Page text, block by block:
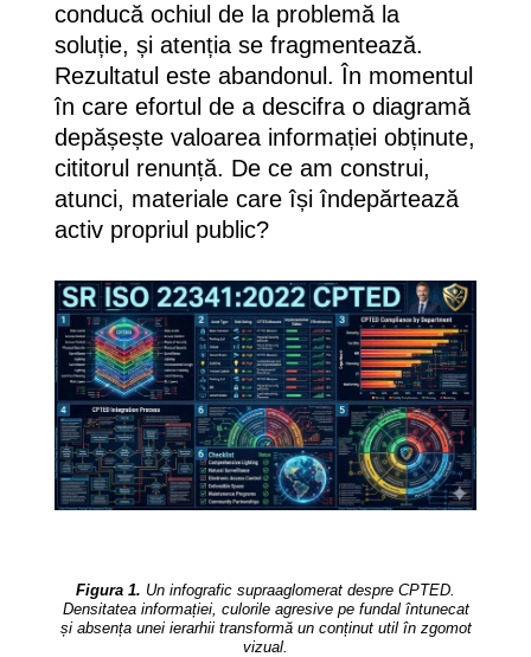
conducă ochiul de la problemă la
soluție, și atenția se fragmentează.
Rezultatul este abandonul. În momentul
în care efortul de a descifra o diagramă
depășește valoarea informației obținute,
cititorul renunță. De ce am construi,
atunci, materiale care își îndepărtează
activ propriul public?
Figura 1. Un infografic supraaglomerat despre CPTED.
Densitatea informației, culorile agresive pe fundal întunecat
și absența unei ierarhii transformă un conținut util în zgomot
vizual.